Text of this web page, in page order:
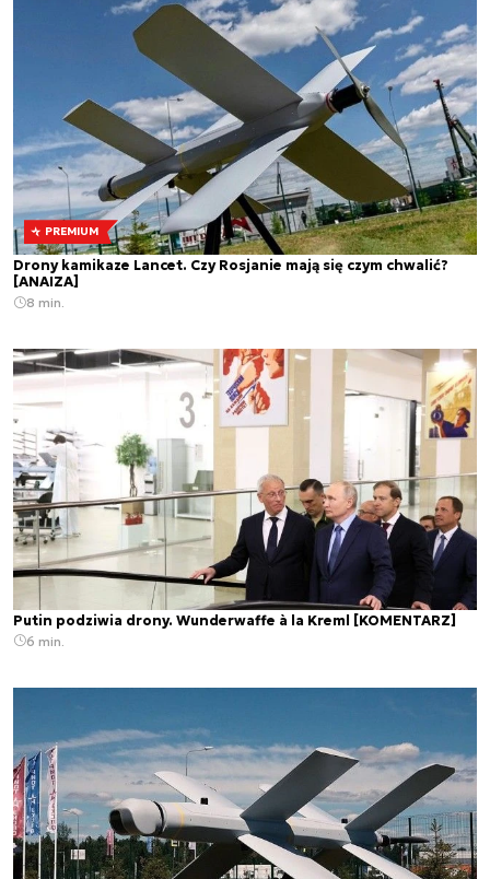
PREMIUM
Drony kamikaze Lancet. Czy Rosjanie mają się czym chwalić?
[ANAIZA]
8 min.
Putin podziwia drony. Wunderwaffe à la Kreml [KOMENTARZ]
6 min.